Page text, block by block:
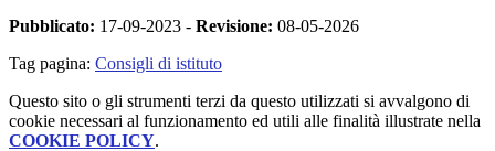
Pubblicato: 17-09-2023 - Revisione: 08-05-2026
Tag pagina: Consigli di istituto
Questo sito o gli strumenti terzi da questo utilizzati si avvalgono di
cookie necessari al funzionamento ed utili alle finalità illustrate nella
COOKIE POLICY.